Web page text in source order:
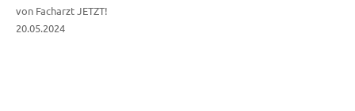
von Facharzt JETZT!
20.05.2024